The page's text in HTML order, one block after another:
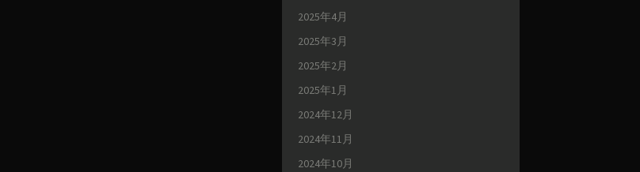
2025年4月
2025年3月
2025年2月
2025年1月
2024年12月
2024年11月
2024年10月